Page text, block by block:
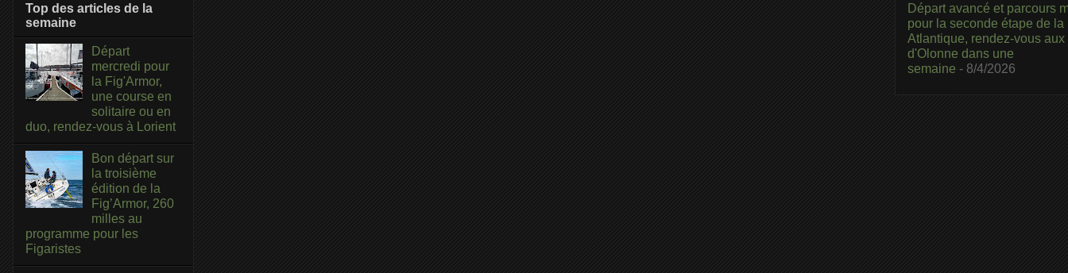
Top des articles de la
semaine
Départ
mercredi pour
la Fig'Armor,
une course en
solitaire ou en
duo, rendez-vous à Lorient
Bon départ sur
la troisième
édition de la
Fig’Armor, 260
milles au
programme pour les
Figaristes
Départ avancé et parcours
pour la seconde étape de la
Atlantique, rendez-vous
d'Olonne dans une
semaine - 8/4/2026